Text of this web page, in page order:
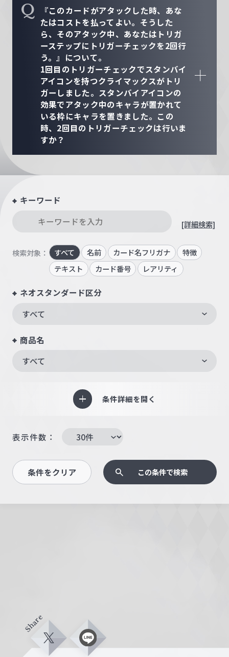
Q
『このカードがアタックした時、あな
たはコストを払ってよい。そうした
ら、そのアタック中、あなたはトリガ
ーステップにトリガーチェックを2回行
う。』について。
1回目のトリガーチェックでスタンバイ
アイコンを持つクライマックスがトリ
ガーしました。スタンバイアイコンの
効果でアタック中のキャラが置かれて
いる枠にキャラを置きました。この
時、2回目のトリガーチェックは行いま
すか？
キーワード
[詳細検索]
検索対象： すべて 名前 カード名フリガナ
特徴
テキスト
カード番号 レアリティ
ネオスタンダード区分
すべて
商品名
すべて
条件詳細を開く
表示件数：
条件をクリア この条件で検索
Share
X L